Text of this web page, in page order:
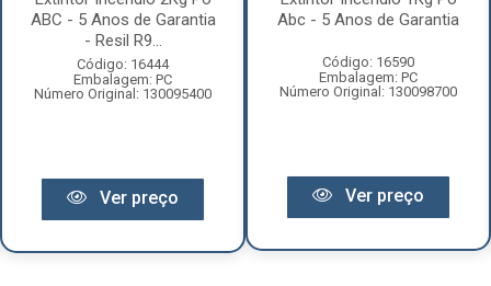
ABC - 5 Anos de Garantia
- Resil R9...
Código: 16444
Embalagem: PC
Número Original: 130095400
Ver preço
Abc - 5 Anos de Garantia
Código: 16590
Embalagem: PC
Número Original: 130098700
Ver preço